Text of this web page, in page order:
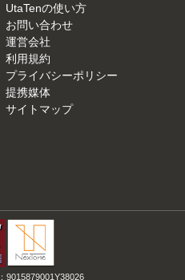
UtaTenの使い方
お問い合わせ
運営会社
利用規約
プライバシーポリシー
提携媒体
サイトマップ
9015879001Y38026